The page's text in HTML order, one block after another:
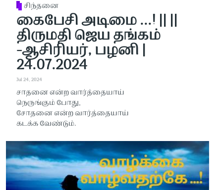
சிந்தனை
கைபேசி அடிமை ...! || ||
திருமதி ஜெய தங்கம்
-ஆசிரியர், பழனி |
24.07.2024
Jul 24, 2024
சாதனை என்ற வார்த்தையாய்
நெருங்கும் போது,
சோதனை என்ற வார்த்தையாய்
கடக்க வேண்டும்.